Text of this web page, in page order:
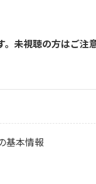
未視聴の方はご注
基本情報